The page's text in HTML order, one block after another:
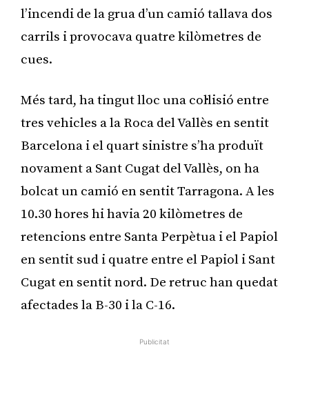
l’incendi de la grua d’un camió tallava dos
carrils i provocava quatre kilòmetres de
cues.
Més tard, ha tingut lloc una col·lisió entre
tres vehicles a la Roca del Vallès en sentit
Barcelona i el quart sinistre s’ha produït
novament a Sant Cugat del Vallès, on ha
bolcat un camió en sentit Tarragona. A les
10.30 hores hi havia 20 kilòmetres de
retencions entre Santa Perpètua i el Papiol
en sentit sud i quatre entre el Papiol i Sant
Cugat en sentit nord. De retruc han quedat
afectades la B-30 i la C-16.
Publicitat